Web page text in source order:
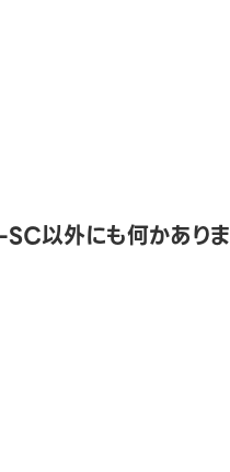
以外にも何かありま